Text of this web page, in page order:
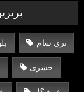
تری سام
حشری